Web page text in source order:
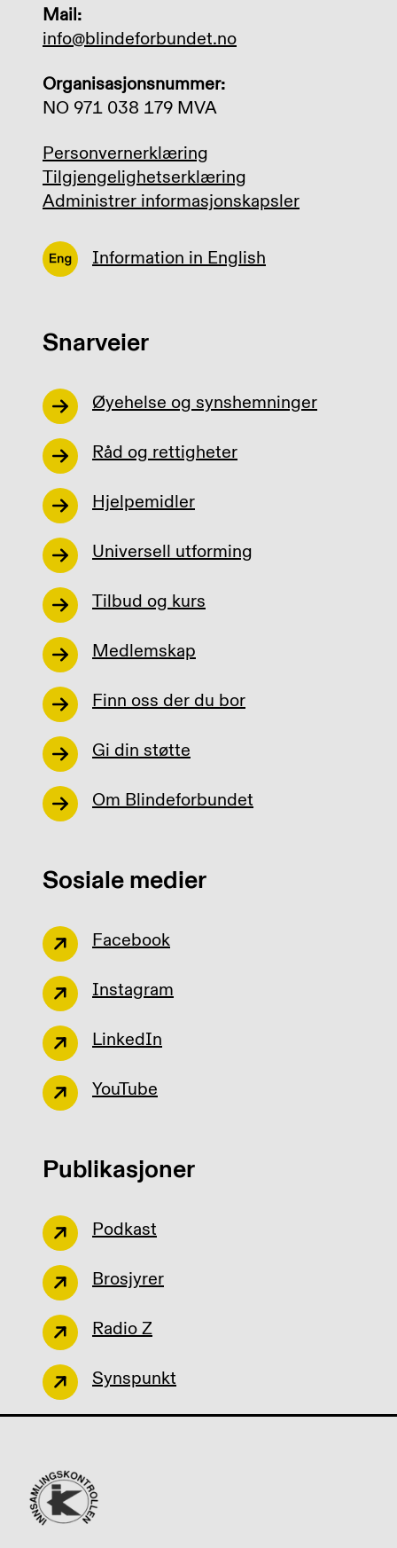
Mail:
info@blindeforbundet.no
Organisasjonsnummer:
NO 971 038 179 MVA
Personvernerklæring
Tilgjengelighetserklæring
Administrer informasjonskapsler
Information in English
Snarveier
Øyehelse og synshemninger
Råd og rettigheter
Hjelpemidler
Universell utforming
Tilbud og kurs
Medlemskap
Finn oss der du bor
Gi din støtte
Om Blindeforbundet
Sosiale medier
Facebook
Instagram
LinkedIn
YouTube
Publikasjoner
Podkast
Brosjyrer
Radio Z
Synspunkt